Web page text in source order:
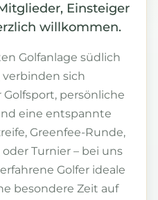
Einsteiger
willkommen.
Golfanlage südlich
sich
persönliche
eine entspannte
Greenfee-Runde,
Turnier – bei uns
Golfer ideale
besondere Zeit auf